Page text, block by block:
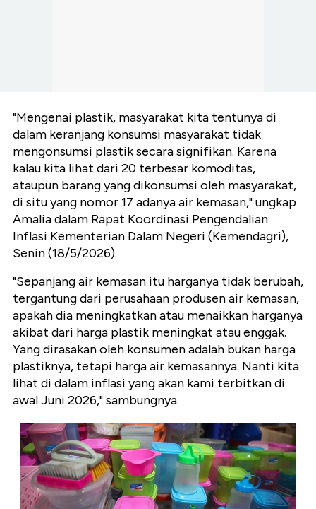
"Mengenai plastik, masyarakat kita tentunya di
dalam keranjang konsumsi masyarakat tidak
mengonsumsi plastik secara signifikan. Karena
kalau kita lihat dari 20 terbesar komoditas,
ataupun barang yang dikonsumsi oleh masyarakat,
di situ yang nomor 17 adanya air kemasan," ungkap
Amalia dalam Rapat Koordinasi Pengendalian
Inflasi Kementerian Dalam Negeri (Kemendagri),
Senin (18/5/2026).
"Sepanjang air kemasan itu harganya tidak berubah,
tergantung dari perusahaan produsen air kemasan,
apakah dia meningkatkan atau menaikkan harganya
akibat dari harga plastik meningkat atau enggak.
Yang dirasakan oleh konsumen adalah bukan harga
plastiknya, tetapi harga air kemasannya. Nanti kita
lihat di dalam inflasi yang akan kami terbitkan di
awal Juni 2026," sambungnya.